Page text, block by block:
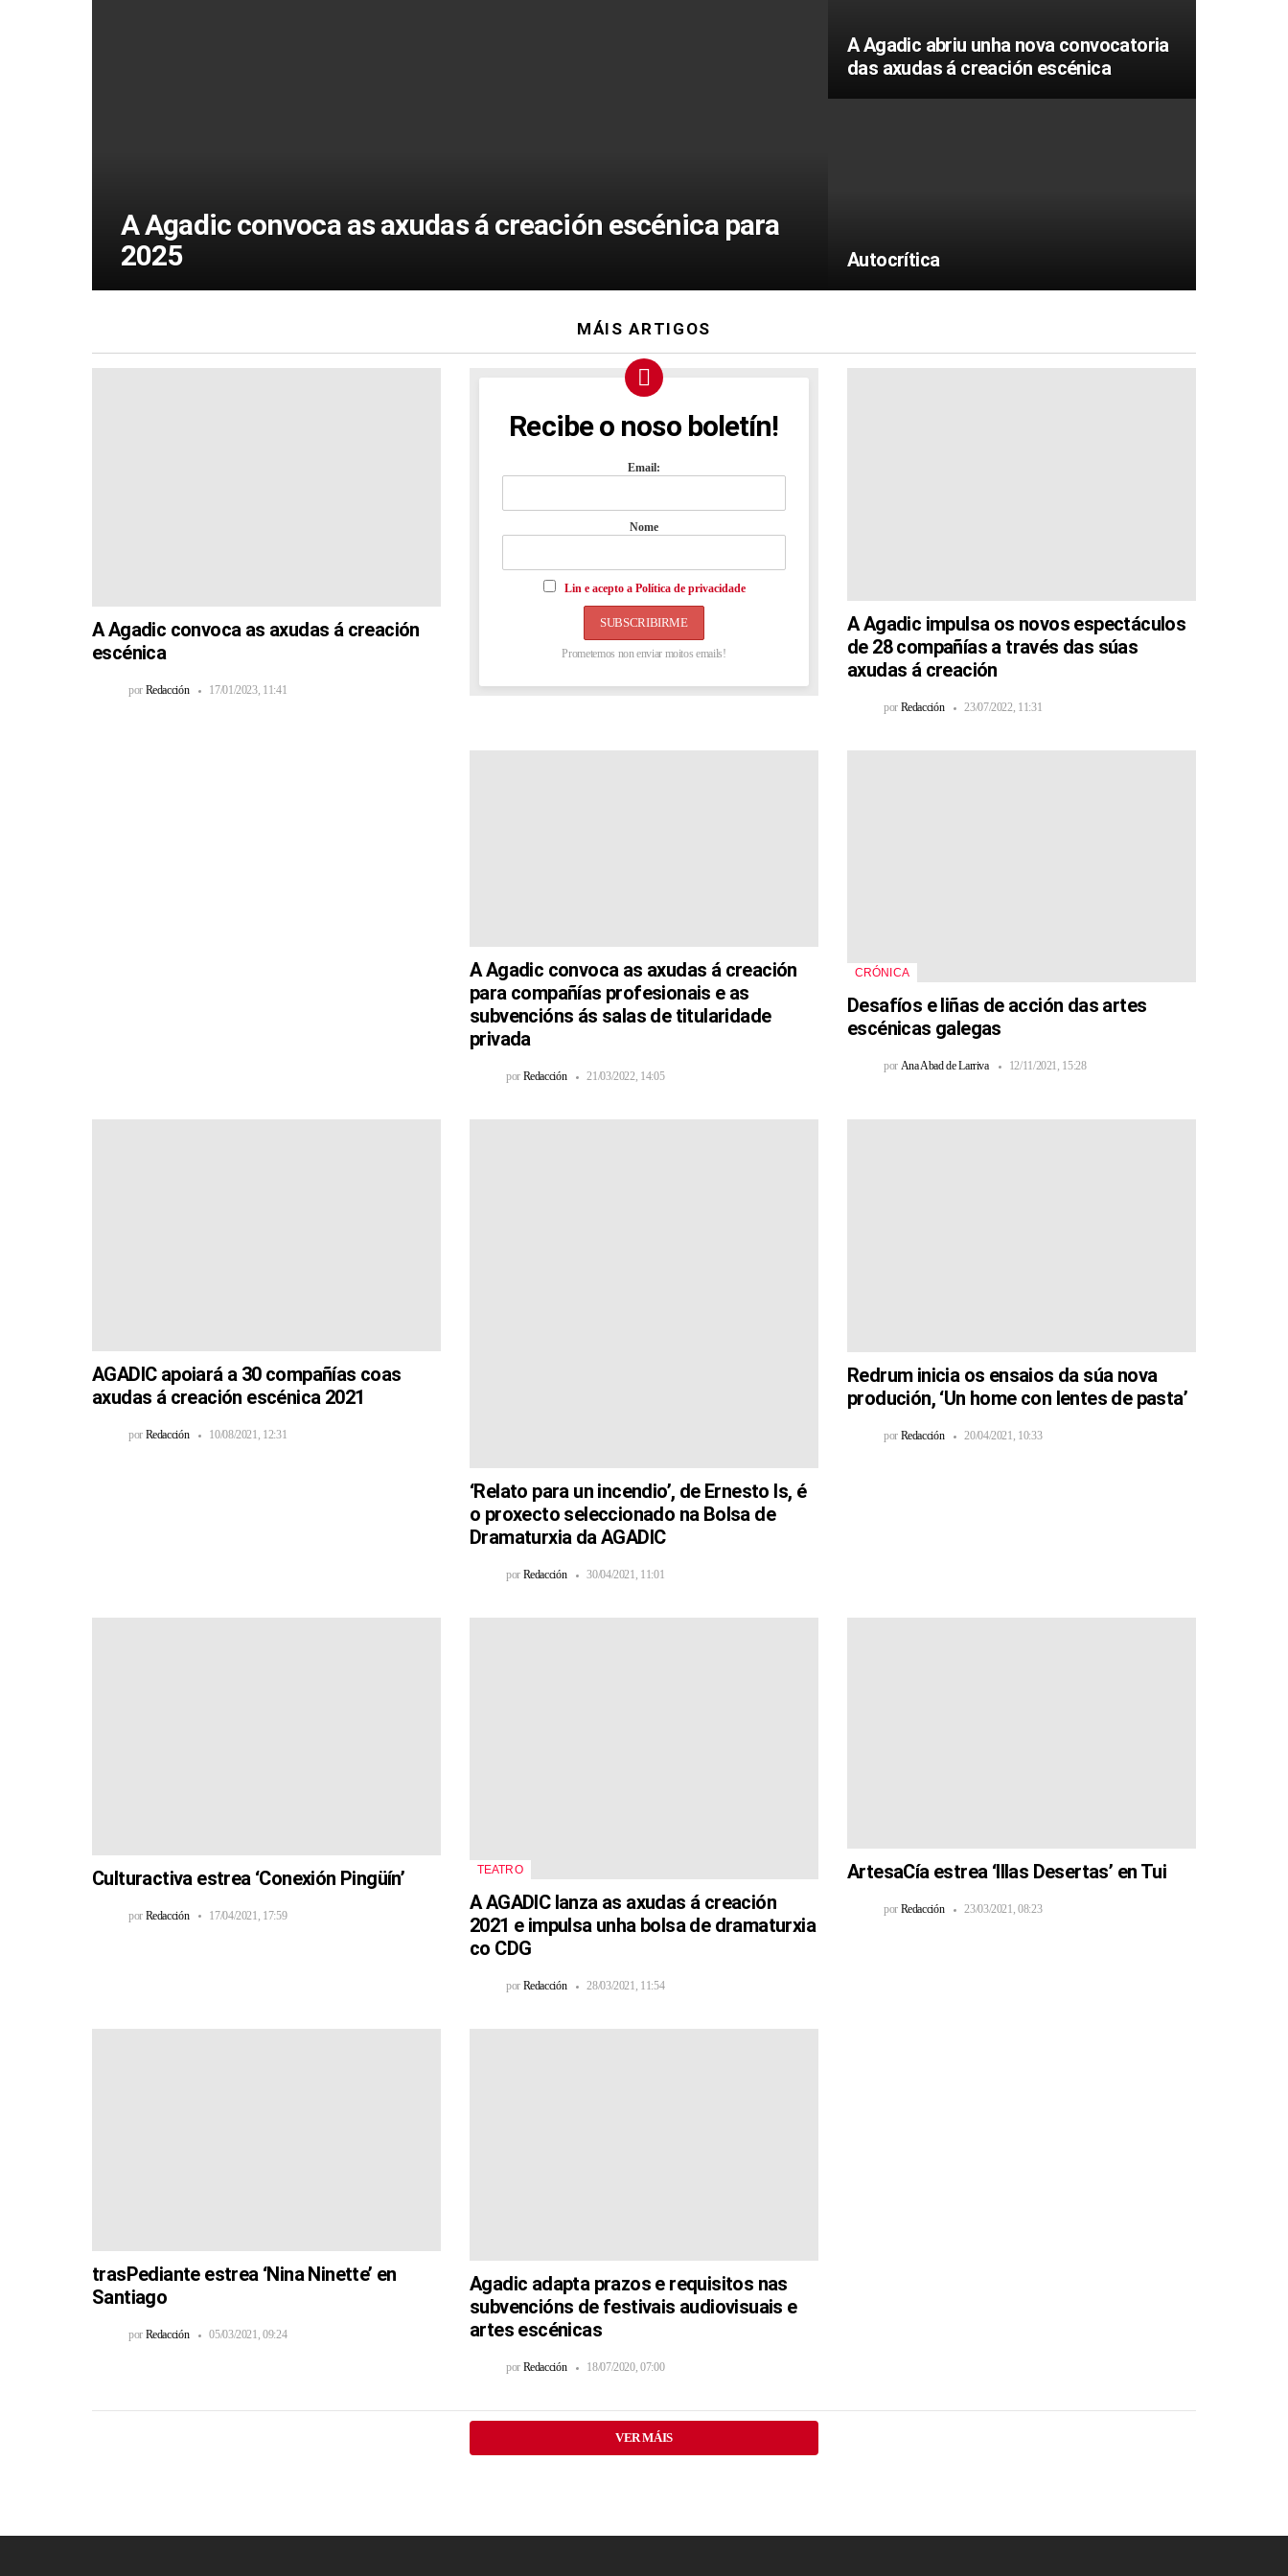
A Agadic convoca as axudas á creación escénica para
2025
A Agadic abriu unha nova convocatoria
das axudas á creación escénica
Autocrítica
MÁIS ARTIGOS
A Agadic convoca as axudas á creación
escénica
por Redacción 17/01/2023, 11:41
NEWSLETTER
Recibe o noso boletín!
Email:
Nome
Lin e acepto a Política de privacidade
Prometemos non enviar moitos emails!
A Agadic impulsa os novos espectáculos
de 28 compañías a través das súas
axudas á creación
por Redacción 23/07/2022, 11:31
A Agadic convoca as axudas á creación
para compañías profesionais e as
subvencións ás salas de titularidade
privada
por Redacción 21/03/2022, 14:05
CRÓNICA
Desafíos e liñas de acción das artes
escénicas galegas
por Ana Abad de Larriva 12/11/2021, 15:28
AGADIC apoiará a 30 compañías coas
axudas á creación escénica 2021
por Redacción 10/08/2021, 12:31
‘Relato para un incendio’, de Ernesto Is, é
o proxecto seleccionado na Bolsa de
Dramaturxia da AGADIC
por Redacción 30/04/2021, 11:01
Redrum inicia os ensaios da súa nova
produción, ‘Un home con lentes de pasta’
por Redacción 20/04/2021, 10:33
Culturactiva estrea ‘Conexión Pingüín’
por Redacción 17/04/2021, 17:59
TEATRO
A AGADIC lanza as axudas á creación
2021 e impulsa unha bolsa de dramaturxia
co CDG
por Redacción 28/03/2021, 11:54
ArtesaCía estrea ‘Illas Desertas’ en Tui
por Redacción 23/03/2021, 08:23
trasPediante estrea ‘Nina Ninette’ en
Santiago
por Redacción 05/03/2021, 09:24
Agadic adapta prazos e requisitos nas
subvencións de festivais audiovisuais e
artes escénicas
por Redacción 18/07/2020, 07:00
VER MÁIS